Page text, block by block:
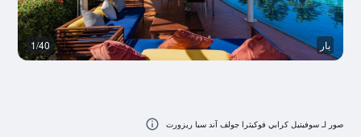
بار 1/40
صور لـ سوفيتيل كرابي فوكيثرا جولف آند سبا ريزورت